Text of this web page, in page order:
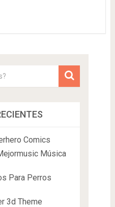
Comics
Música
Para Perros
3d Theme